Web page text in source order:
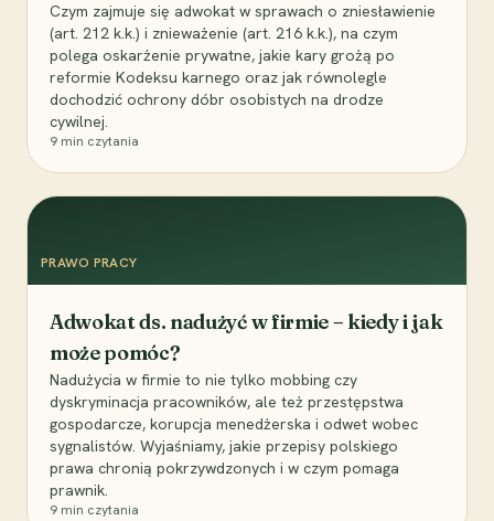
Czym zajmuje się adwokat w sprawach o zniesławienie
(art. 212 k.k.) i znieważenie (art. 216 k.k.), na czym
polega oskarżenie prywatne, jakie kary grożą po
reformie Kodeksu karnego oraz jak równolegle
dochodzić ochrony dóbr osobistych na drodze
cywilnej.
9 min czytania
PRAWO PRACY
Adwokat ds. nadużyć w firmie – kiedy i jak
może pomóc?
Nadużycia w firmie to nie tylko mobbing czy
dyskryminacja pracowników, ale też przestępstwa
gospodarcze, korupcja menedżerska i odwet wobec
sygnalistów. Wyjaśniamy, jakie przepisy polskiego
prawa chronią pokrzywdzonych i w czym pomaga
prawnik.
9 min czytania